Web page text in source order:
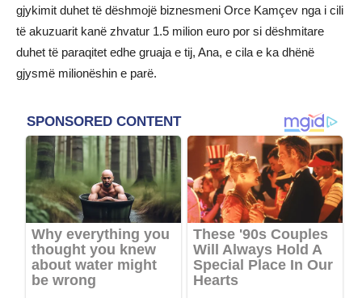
gjykimit duhet të dëshmojë biznesmeni Orce Kamçev nga i cili
të akuzuarit kanë zhvatur 1.5 milion euro por si dëshmitare
duhet të paraqitet edhe gruaja e tij, Ana, e cila e ka dhënë
gjysmë milionëshin e parë.